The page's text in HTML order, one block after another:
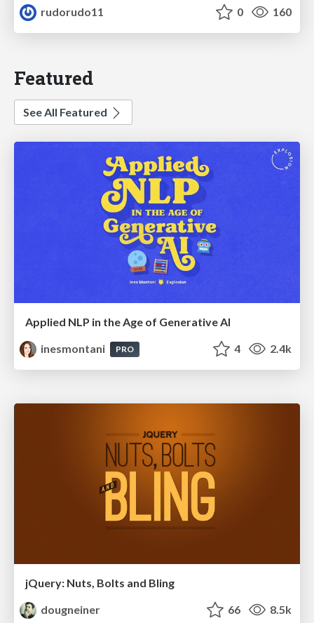
rudorudo11
0 160
Featured
See All Featured
Applied NLP in the Age of Generative AI
inesmontani
PRO 4 2.4k
jQuery: Nuts, Bolts and Bling
dougneiner
66 8.5k